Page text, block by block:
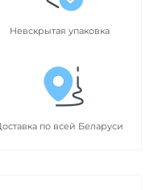
Невскрытая упаковка
по всей Беларуси